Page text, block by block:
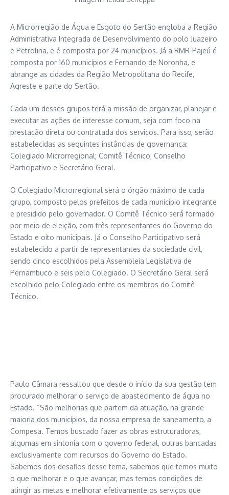
A Microrregião de Água e Esgoto do Sertão engloba a Região
Administrativa Integrada de Desenvolvimento do polo Juazeiro
e Petrolina, e é composta por 24 municípios. Já a RMR-Pajeú é
composta por 160 municípios e Fernando de Noronha, e
abrange as cidades da Região Metropolitana do Recife,
Agreste e parte do Sertão.
Cada um desses grupos terá a missão de organizar, planejar e
executar as ações de interesse comum, seja com foco na
prestação direta ou contratada dos serviços. Para isso, serão
estabelecidas as seguintes instâncias de governança:
Colegiado Microrregional; Comitê Técnico; Conselho
Participativo e Secretário Geral.
O Colegiado Microrregional será o órgão máximo de cada
grupo, composto pelos prefeitos de cada município integrante
e presidido pelo governador. O Comitê Técnico será formado
por meio de eleição, com três representantes do Governo do
Estado e oito municipais. Já o Conselho Participativo será
estabelecido a partir de representantes da sociedade civil,
sendo cinco escolhidos pela Assembleia Legislativa de
Pernambuco e seis pelo Colegiado. O Secretário Geral será
escolhido pelo Colegiado entre os membros do Comitê
Técnico.
Paulo Câmara ressaltou que desde o início da sua gestão tem
procurado melhorar o serviço de abastecimento de água no
Estado. “São melhorias que partem da atuação, na grande
maioria dos municípios, da nossa empresa de saneamento, a
Compesa. Temos buscado fazer as obras estruturadoras,
algumas em sintonia com o governo federal, outras bancadas
exclusivamente com recursos do Governo do Estado.
Sabemos dos desafios desse tema, sabemos que temos muito
o que melhorar e o que avançar, mas temos condições de
atingir as metas e melhorar efetivamente os serviços que